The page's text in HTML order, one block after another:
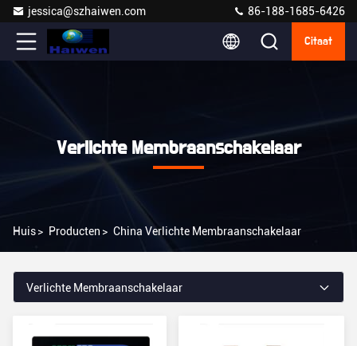
jessica@szhaiwen.com 86-188-1685-6426
Citaat
Verlichte Membraanschakelaar
Huis> Producten > China Verlichte Membraanschakelaar
Verlichte Membraanschakelaar